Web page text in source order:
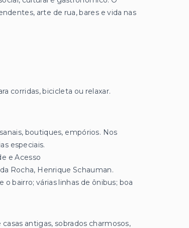
arte de rua, bares e vida nas
corridas, bicicleta ou relaxar.
boutiques, empórios. Nos
especiais.
e Acesso
Rocha, Henrique Schauman.
bairro; várias linhas de ônibus; boa
antigas, sobrados charmosos,